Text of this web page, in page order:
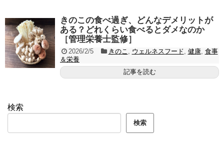
きのこの食べ過ぎ、どんなデメリットが
ある？どれくらい食べるとダメなのか
［管理栄養士監修］
2026/2/5 きのこ ウェルネスフード 健康, 食事
＆栄養
記事を読む
検索
検索